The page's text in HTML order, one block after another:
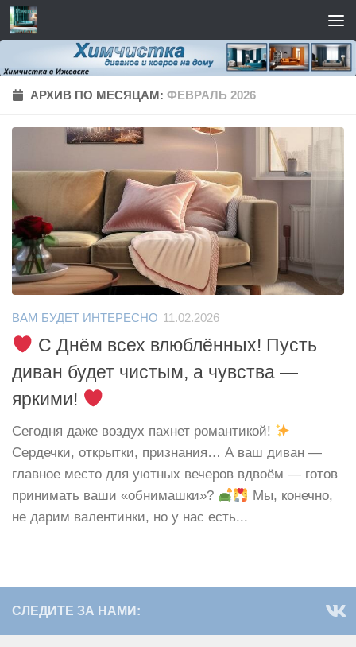
Перейти к содержимому
АРХИВ ПО МЕСЯЦАМ: ФЕВРАЛЬ 2026
ВАМ БУДЕТ ИНТЕРЕСНО 11.02.2026
С Днём всех влюблённых! Пусть
диван будет чистым, а чувства —
яркими!
Сегодня даже воздух пахнет романтикой!
Сердечки, открытки, признания… А ваш диван —
главное место для уютных вечеров вдвоём — готов
принимать ваши «обнимашки»?
Мы, конечно,
не дарим валентинки, но у нас есть...
СЛЕДИТЕ ЗА НАМИ: